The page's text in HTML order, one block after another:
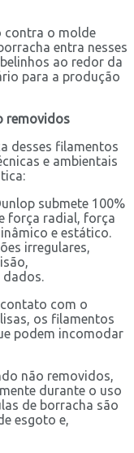
contra o molde
entra nesses
ao redor da
para a produção
removidos
desses filamentos
e ambientais
submete 100%
força radial, força
e estático.
irregulares,
com o
os filamentos
podem incomodar
não removidos,
durante o uso
de borracha são
esgoto e,